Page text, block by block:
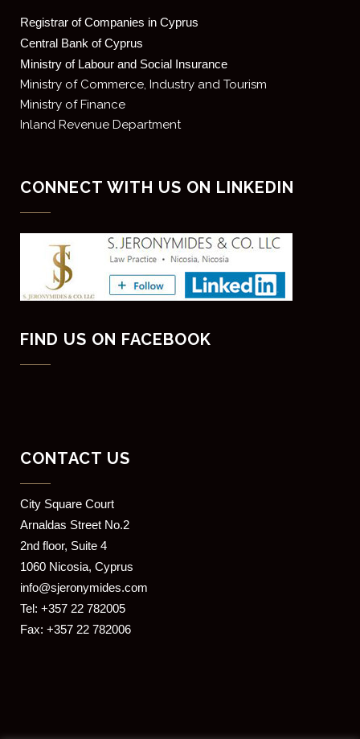
Registrar of Companies in Cyprus
Central Bank of Cyprus
Ministry of Labour and Social Insurance
Ministry of Commerce, Industry and Tourism
Ministry of Finance
Inland Revenue Department
CONNECT WITH US ON LINKEDIN
FIND US ON FACEBOOK
CONTACT US
​City Square Court
​Arnaldas Street No.2
2nd floor, Suite 4
1060 Nicosia, Cyprus
info@sjeronymides.com
Tel: +357 22 782005
Fax: +357 22 782006